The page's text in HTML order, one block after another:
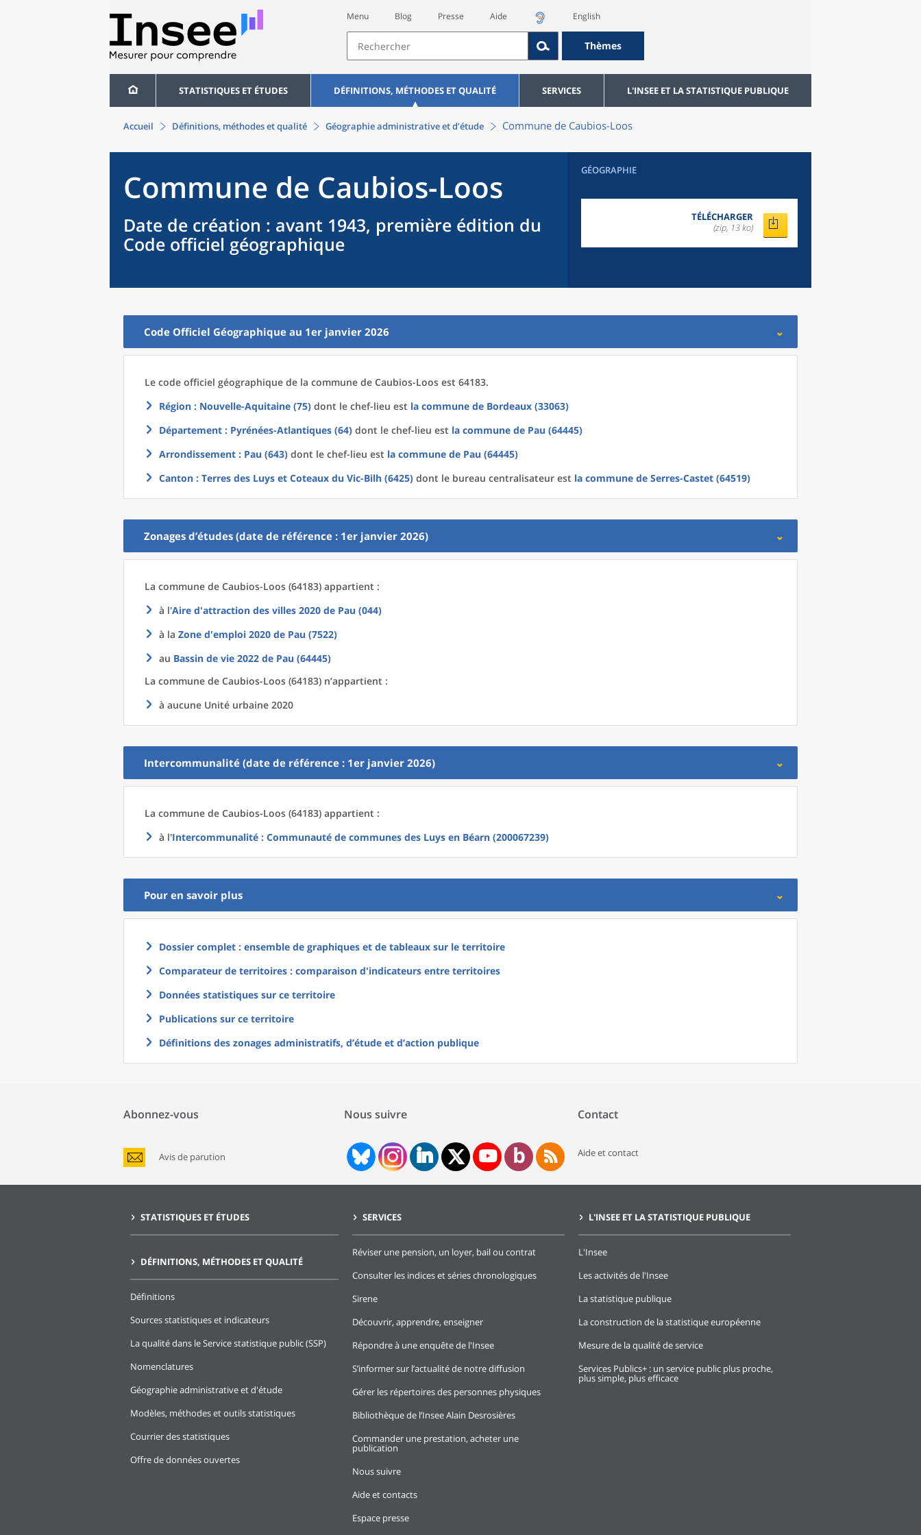
Menu Blog Presse Aide English
Thèmes
STATISTIQUES ET ÉTUDES DÉFINITIONS, MÉTHODES ET QUALITÉ SERVICES L'INSEE ET LA STATISTIQUE PUBLIQUE
Accueil Définitions, méthodes et qualité Géographie administrative et d’étude Commune de Caubios-Loos
Commune de Caubios-Loos
Date de création : avant 1943, première édition du
Code officiel géographique
GÉOGRAPHIE
TÉLÉCHARGER
(zip, 13 ko)
Code Officiel Géographique au 1er janvier 2026
Le code officiel géographique de la commune de Caubios-Loos est 64183.
Région : Nouvelle-Aquitaine (75) dont le chef-lieu est la commune de Bordeaux (33063)
Département : Pyrénées-Atlantiques (64) dont le chef-lieu est la commune de Pau (64445)
Arrondissement : Pau (643) dont le chef-lieu est la commune de Pau (64445)
Canton : Terres des Luys et Coteaux du Vic-Bilh (6425) dont le bureau centralisateur est la commune de Serres-Castet (64519)
Zonages d’études (date de référence : 1er janvier 2026)
La commune de Caubios-Loos (64183) appartient :
à l'Aire d'attraction des villes 2020 de Pau (044)
à la Zone d'emploi 2020 de Pau (7522)
au Bassin de vie 2022 de Pau (64445)
La commune de Caubios-Loos (64183) n’appartient :
à aucune Unité urbaine 2020
Intercommunalité (date de référence : 1er janvier 2026)
La commune de Caubios-Loos (64183) appartient :
à l'Intercommunalité : Communauté de communes des Luys en Béarn (200067239)
Pour en savoir plus
Dossier complet : ensemble de graphiques et de tableaux sur le territoire
Comparateur de territoires : comparaison d'indicateurs entre territoires
Données statistiques sur ce territoire
Publications sur ce territoire
Définitions des zonages administratifs, d’étude et d’action publique
Abonnez-vous
Avis de parution
Nous suivre Contact
Aide et contact
STATISTIQUES ET ÉTUDES
DÉFINITIONS, MÉTHODES ET QUALITÉ
Définitions
Sources statistiques et indicateurs
La qualité dans le Service statistique public (SSP)
Nomenclatures
Géographie administrative et d'étude
Modèles, méthodes et outils statistiques
Courrier des statistiques
Offre de données ouvertes
SERVICES
Réviser une pension, un loyer, bail ou contrat
Consulter les indices et séries chronologiques
Sirene
Découvrir, apprendre, enseigner
Répondre à une enquête de l'Insee
S’informer sur l’actualité de notre diffusion
Gérer les répertoires des personnes physiques
Bibliothèque de l’Insee Alain Desrosières
Commander une prestation, acheter une
publication
Nous suivre
Aide et contacts
Espace presse
L'INSEE ET LA STATISTIQUE PUBLIQUE
L'Insee
Les activités de l'Insee
La statistique publique
La construction de la statistique européenne
Mesure de la qualité de service
Services Publics+ : un service public plus proche,
plus simple, plus efficace